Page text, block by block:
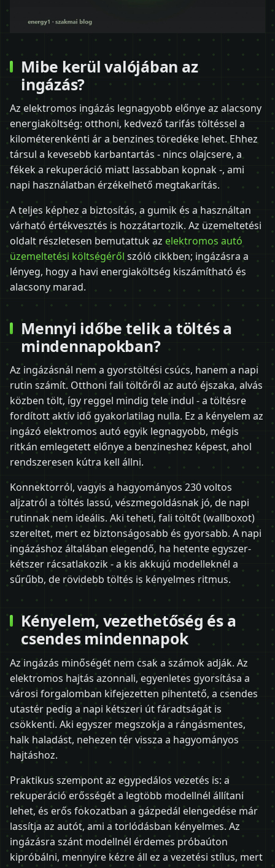
Mibe kerül valójában az
ingázás?
Az elektromos ingázás legnagyobb előnye az alacsony
energiaköltség: otthoni, kedvező tarifás töltéssel a
kilométerenkénti ár a benzines töredéke lehet. Ehhez
társul a kevesebb karbantartás - nincs olajcsere, a
fékek a rekuperáció miatt lassabban kopnak -, ami
napi használatban érzékelhető megtakarítás.
A teljes képhez a biztosítás, a gumik és a használtan
várható értékvesztés is hozzátartozik. Az üzemeltetési
oldalt részletesen bemutattuk az elektromos autó
üzemeltetési költségéről szóló cikkben; ingázásra a
lényeg, hogy a havi energiaköltség kiszámítható és
alacsony marad.
Mennyi időbe telik a töltés a
mindennapokban?
Az ingázásnál nem a gyorstöltési csúcs, hanem a napi
rutin számít. Otthoni fali töltőről az autó éjszaka, alvás
közben tölt, így reggel mindig tele indul - a töltésre
fordított aktív idő gyakorlatilag nulla. Ez a kényelem az
ingázó elektromos autó egyik legnagyobb, mégis
ritkán emlegetett előnye a benzineshez képest, ahol
rendszeresen kútra kell állni.
Konnektorról, vagyis a hagyományos 230 voltos
aljzatról a töltés lassú, vészmegoldásnak jó, de napi
rutinnak nem ideális. Aki teheti, fali töltőt (wallboxot)
szereltet, mert ez biztonságosabb és gyorsabb. A napi
ingázáshoz általában elegendő, ha hetente egyszer-
kétszer rácsatlakozik - a kis akkujú modelleknél a
sűrűbb, de rövidebb töltés is kényelmes ritmus.
Kényelem, vezethetőség és a
csendes mindennapok
Az ingázás minőségét nem csak a számok adják. Az
elektromos hajtás azonnali, egyenletes gyorsítása a
városi forgalomban kifejezetten pihentető, a csendes
utastér pedig a napi kétszeri út fáradtságát is
csökkenti. Aki egyszer megszokja a rángásmentes,
halk haladást, nehezen tér vissza a hagyományos
hajtáshoz.
Praktikus szempont az egypedálos vezetés is: a
rekuperáció erősségét a legtöbb modellnél állítani
lehet, és erős fokozatban a gázpedál elengedése már
lassítja az autót, ami a torlódásban kényelmes. Az
ingázásra szánt modellnél érdemes próbaúton
kipróbálni, mennyire kézre áll ez a vezetési stílus, mert